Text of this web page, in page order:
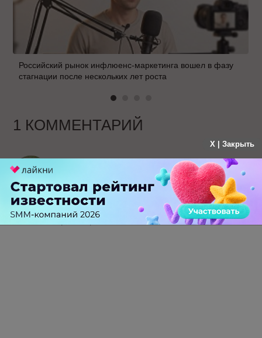
Российский рынок инфлюенс-маркетинга вошел в фазу
стагнации после нескольких лет роста
1 КОММЕНТАРИЙ
больше года назад
Ну а смысл захламлять сайт этим плагином,
когда можно сделать простыми мета-тегами
OpenGraph
X | Закрыть